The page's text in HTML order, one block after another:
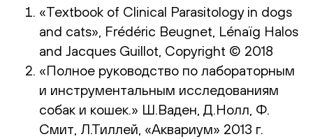
«Textbook of Clinical Parasitology in dogs
and cats», Frédéric Beugnet, Lénaïg Halos
and Jacques Guillot, Copyright © 2018
«Полное руководство по лабораторным
и инструментальным исследованиям
собак и кошек.» Ш.Ваден, Д.Нолл, Ф.
Смит, Л.Тиллей, «Аквариум» 2013 г.